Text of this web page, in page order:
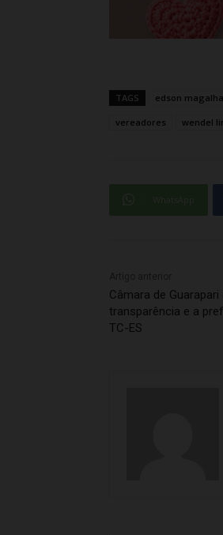
TAGS edson
vereadores wendel
Câmara de
transparência e a
TC-ES